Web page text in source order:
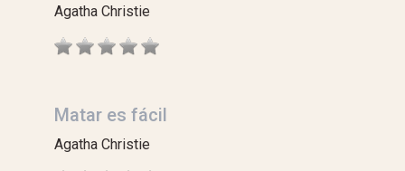
Agatha Christie
Matar es fácil
Agatha Christie